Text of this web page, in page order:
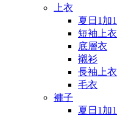
上衣
夏日1加1
短袖上衣
底層衣
襯衫
長袖上衣
毛衣
褲子
夏日1加1